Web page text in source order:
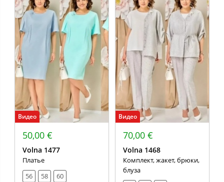
Видео
50,00 €
Volna 1477
Платье
56
58 60
Видео
70,00 €
Volna 1468
Комплект, жакет, брюки,
блуза